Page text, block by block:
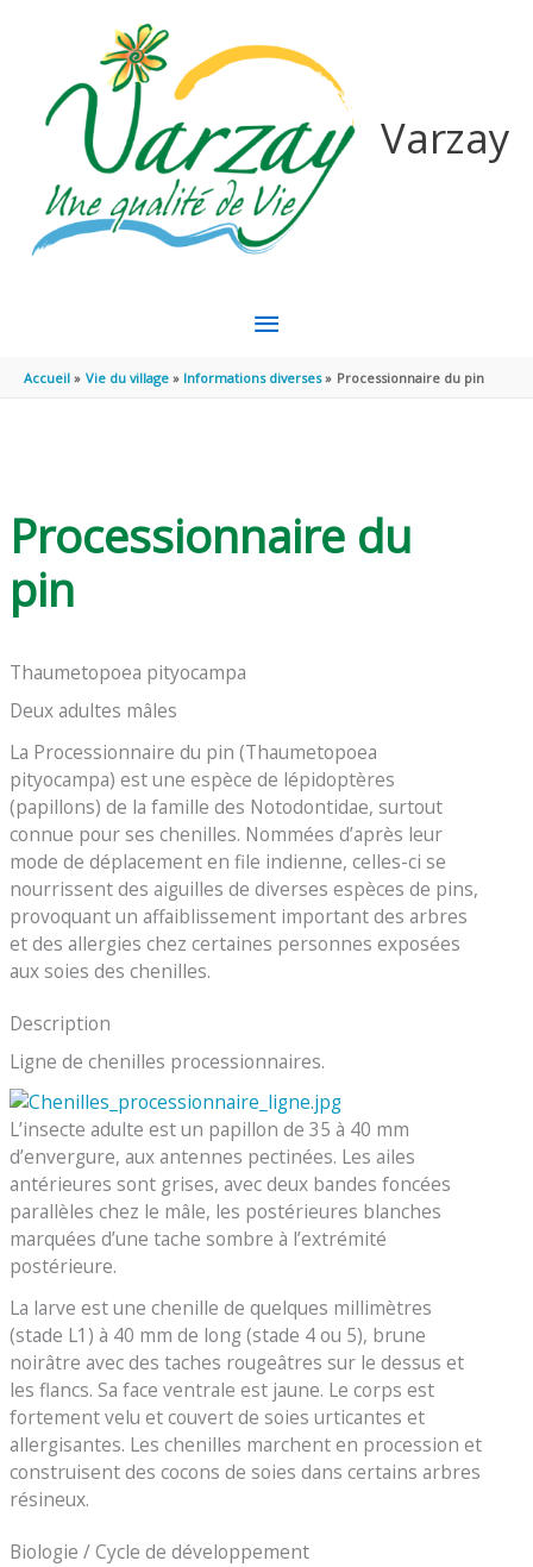
Varzay
MENU
PRINCIPAL
Accueil Vie du village Informations diverses Processionnaire du pin
Processionnaire du
pin
Thaumetopoea pityocampa
Deux adultes mâles
La Processionnaire du pin (Thaumetopoea
pityocampa) est une espèce de lépidoptères
(papillons) de la famille des Notodontidae, surtout
connue pour ses chenilles. Nommées d’après leur
mode de déplacement en file indienne, celles-ci se
nourrissent des aiguilles de diverses espèces de pins,
provoquant un affaiblissement important des arbres
et des allergies chez certaines personnes exposées
aux soies des chenilles.
Description
Ligne de chenilles processionnaires.
L’insecte adulte est un papillon de 35 à 40 mm
d’envergure, aux antennes pectinées. Les ailes
antérieures sont grises, avec deux bandes foncées
parallèles chez le mâle, les postérieures blanches
marquées d’une tache sombre à l’extrémité
postérieure.
La larve est une chenille de quelques millimètres
(stade L1) à 40 mm de long (stade 4 ou 5), brune
noirâtre avec des taches rougeâtres sur le dessus et
les flancs. Sa face ventrale est jaune. Le corps est
fortement velu et couvert de soies urticantes et
allergisantes. Les chenilles marchent en procession et
construisent des cocons de soies dans certains arbres
résineux.
Biologie / Cycle de développement